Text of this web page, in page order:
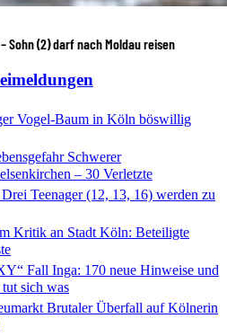
(2) darf nach Moldau reisen
Vogel-Baum in Köln böswillig
Schwerer
– 30 Verletzte
Drei Teenager (12, 13, 16) werden zu
Kritik an Stadt Köln: Beteiligte
Fall Inga: 170 neue Hinweise und
sich was
Brutaler Überfall auf Kölnerin